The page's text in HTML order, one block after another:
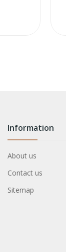
Information
About us
Contact us
Sitemap